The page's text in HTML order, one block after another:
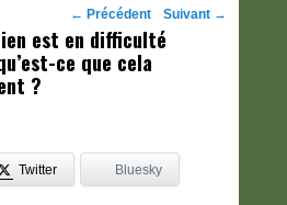
Navigation
des
posts
← Précédent Suivant →
est en difficulté
ce que cela
?
Twitter Bluesky